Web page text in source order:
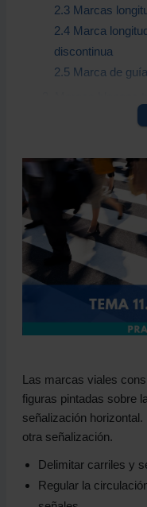
2.3 Marcas
2.4 Marca
discontinua
2.5 Marca de
3.1 Marca
3.3 Marca de
3.4 Marca de
4. Señales
4.1 Ceda el paso
4.2 Detención
4.3 Señal de
4.4 Flecha de
4.5 Flecha de
4.6 Flecha de fin
5. Otras marcas e
5.1 Marca de
5.2 Marca de
5.3 Inscripción de
Las marcas viales
figuras pintadas sobre
señalización
otra señalización.
Delimitar carriles y
Regular la